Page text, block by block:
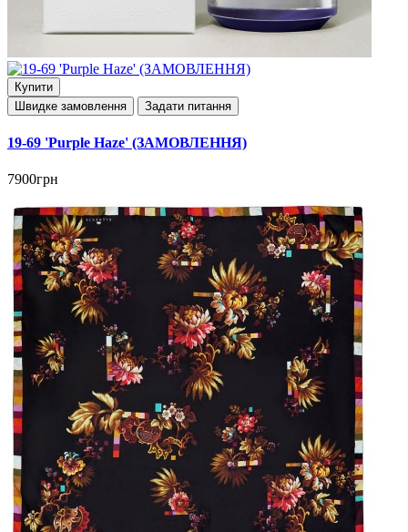
Купити
Швидке замовлення
Задати питання
19-69 'Purple Haze' (ЗАМОВЛЕННЯ)
7900грн